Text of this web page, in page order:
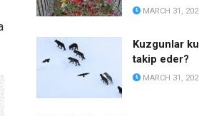
MARCH 31,
Kuzgunlar
takip eder?
MARCH 31,